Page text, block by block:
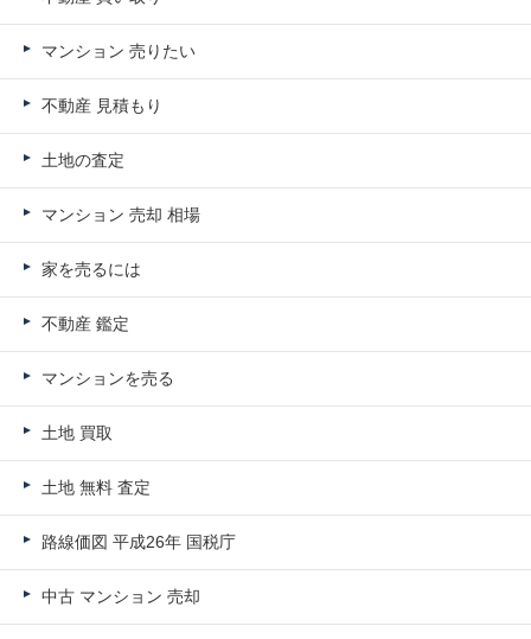
マンション 売りたい
不動産 見積もり
土地の査定
マンション 売却 相場
家を売るには
不動産 鑑定
マンションを売る
土地 買取
土地 無料 査定
路線価図 平成26年 国税庁
中古 マンション 売却